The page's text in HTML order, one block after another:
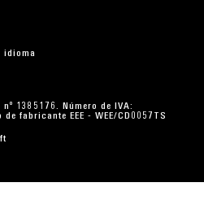
idioma
1385176. Número de IVA:
fabricante EEE - WEE/CD0057TS